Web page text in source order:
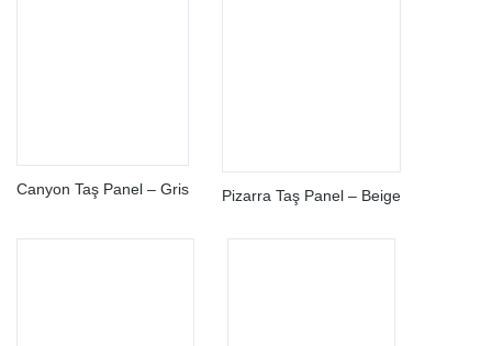
Canyon Taş Panel – Gris Pizarra Taş Panel – Beige